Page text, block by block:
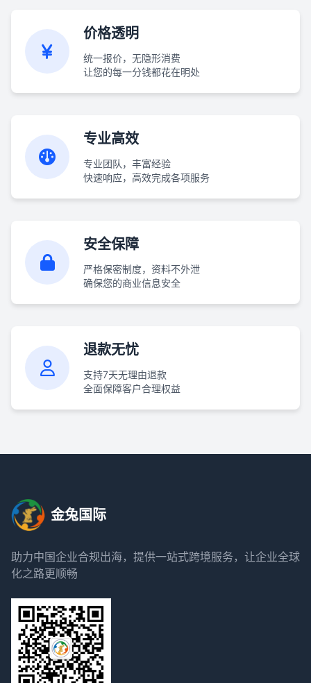
价格透明
统一报价，无隐形消费
让您的每一分钱都花在明处
专业高效
专业团队，丰富经验
快速响应，高效完成各项服务
安全保障
严格保密制度，资料不外泄
确保您的商业信息安全
退款无忧
支持7天无理由退款
全面保障客户合理权益
金兔国际
助力中国企业合规出海，提供一站式跨境服务，让企业全球
化之路更顺畅